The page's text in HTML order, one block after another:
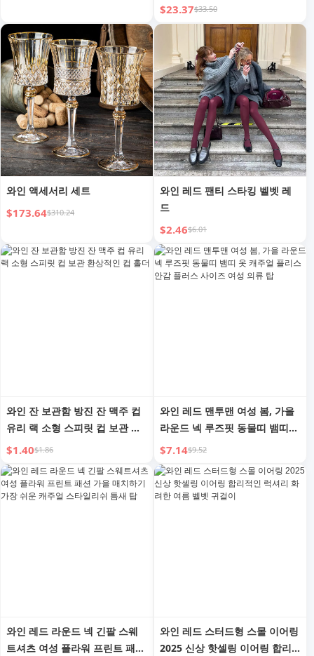
유럽 및 미국 가을/겨울 패션 신
상 크로스보더 가죽 스커트
$23.37$33.50
와인 액세서리 세트
$173.64$310.24
와인 레드 팬티 스타킹 벨벳 레
드
$2.46$6.01
와인 잔 보관함 방진 잔 맥주 컵
유리 랙 소형 스피릿 컵 보관 환
상적인 컵 홀더
$1.40$1.86
와인 레드 맨투맨 여성 봄, 가을
라운드 넥 루즈핏 동물띠 뱀띠
옷 캐주얼 플리스 안감 플러스
사이즈 여성 의류 탑
$7.14$9.52
와인 레드 라운드 넥 긴팔 스웨
트셔츠 여성 플라워 프린트 패션
와인 레드 스터드형 스몰 이어링
2025 신상 핫셀링 이어링 합리